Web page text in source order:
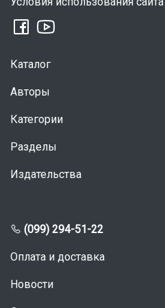
Каталог
Авторы
Категории
Разделы
Издательства
(099) 294-51-22
Оплата и доставка
Новости